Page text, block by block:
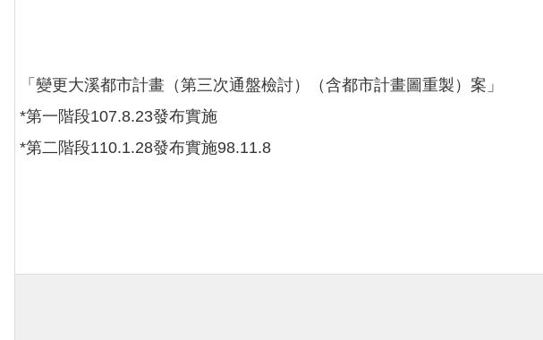
「變更大溪都市計畫（第三次通盤檢討）（含都市計畫圖重製）案」
*第一階段107.8.23發布實施
*第二階段110.1.28發布實施98.11.8